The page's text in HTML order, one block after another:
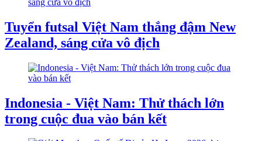
Tuyển futsal Việt Nam thắng đậm New
Zealand, sáng cửa vô địch
Indonesia - Việt Nam: Thử thách lớn
trong cuộc đua vào bán kết